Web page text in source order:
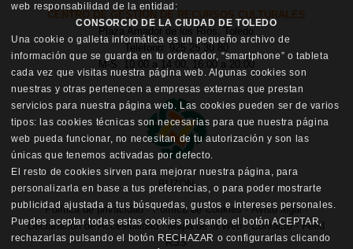
CENTRO DE GESTIÓN DE RECURSOS CULTURALES
Plaza Amador de los Ríos, Toledo
Teléfono: 925 25 30 80
M-S: 10:00 a 14:00, 16:00 a 20:00
BUZÓN
Política de privacidad·Política de Cookies ·Aviso legal·
Declaración de Accesibilidad·Mapa de la Web·Contacto·Feed
RSS
web responsabilidad de la entidad:
CONSORCIO DE LA CIUDAD DE TOLEDO
Una cookie o galleta informática es un pequeño archivo de
información que se guarda en tu ordenador, “smartphone” o tableta
cada vez que visitas nuestra página web. Algunas cookies son
nuestras y otras pertenecen a empresas externas que prestan
servicios para nuestra página web. Las cookies pueden ser de varios
tipos: las cookies técnicas son necesarias para que nuestra página
web pueda funcionar, no necesitan de tu autorización y son las
únicas que tenemos activadas por defecto.
El resto de cookies sirven para mejorar nuestra página, para
personalizarla en base a tus preferencias, o para poder mostrarte
publicidad ajustada a tus búsquedas, gustos e intereses personales.
Puedes aceptar todas estas cookies pulsando el botón ACEPTAR,
rechazarlas pulsando el botón RECHAZAR o configurarlas clicando